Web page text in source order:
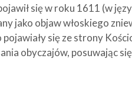
się w roku 1611 (w
jako objaw włoskiego
się ze strony
obyczajów, posuwając